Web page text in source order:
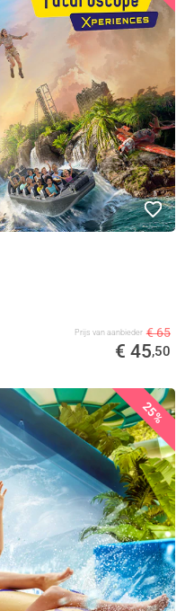
Prijs van aanbieder € 65
€ 45,50
25%